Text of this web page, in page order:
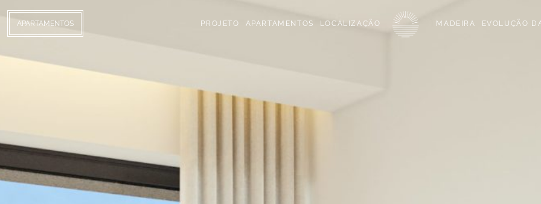
APARTAMENTOS PROJETO APARTAMENTOS LOCALIZAÇÃO MADEIRA EVOLUÇÃO